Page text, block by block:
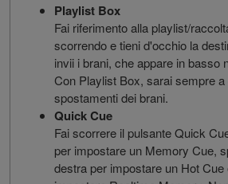
Playlist Box
Fai riferimento alla playlist/
scorrendo e tieni d'occhio la
invii i brani, che appare in basso
Con Playlist Box, sarai sempre
spostamenti dei brani.
Quick Cue
Fai scorrere il pulsante Quick
per impostare un Memory Cue,
destra per impostare un Hot